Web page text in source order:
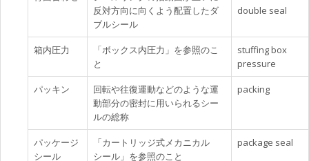
反対方向に向くよう配置したダ
ブルシール
double seal
箱内圧力
「ボックス内圧力」を参照のこ
と
stuffing box
pressure
パッキン
回転や往復運動などのような運
動部分の密封に用いられるシー
ルの総称
packing
パッケージ
シール
「カートリッジ式メカニカル
シール」を参照のこと
package seal